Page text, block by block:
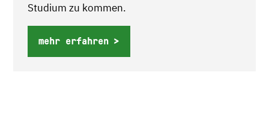
Studium zu kommen.
mehr erfahren